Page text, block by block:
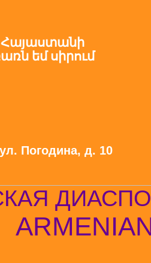
Հայաստանի
եմ սիրում
Погодина, д. 10